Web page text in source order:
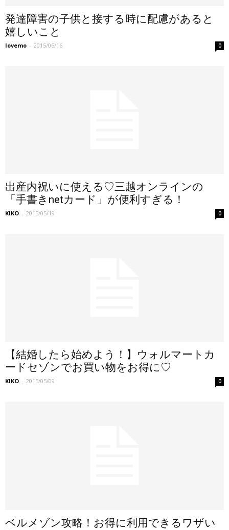
発達障害の子供と接する時に配慮があると
嬉しいこと
lovemo - 2015/06/16 0
出産内祝いに使える♡三越オンラインの
「手書きnetカード」が便利すぎる！
KIKO - 2015/05/19 0
【結婚したら始めよう！】ウォルマートカ
ードセゾンでお買い物をお得に♡
KIKO - 2015/05/09 0
ベルメゾン攻略！お得に利用できるワザい